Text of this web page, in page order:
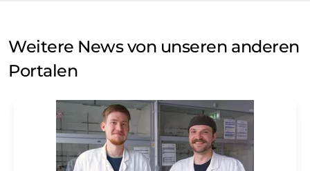
Weitere News von unseren anderen
Portalen